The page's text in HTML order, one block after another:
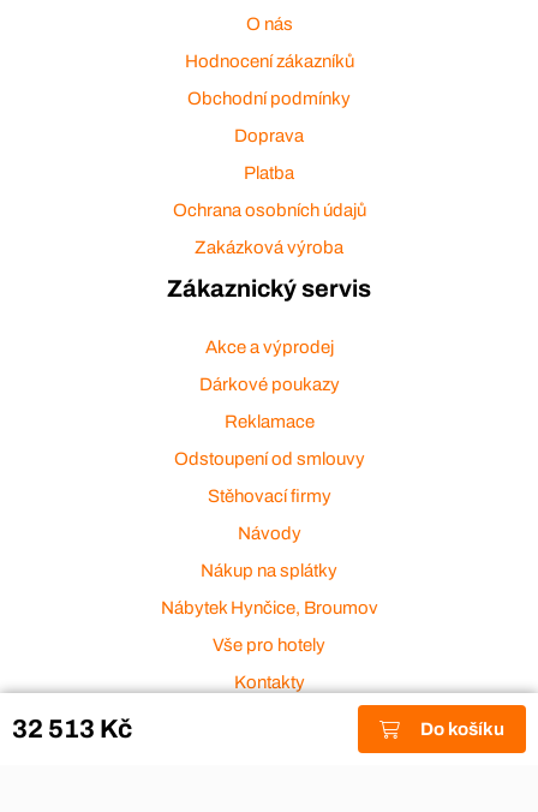
32 513 Kč Do košíku
O nás
Hodnocení zákazníků
Obchodní podmínky
Doprava
Platba
Ochrana osobních údajů
Zakázková výroba
Zákaznický servis
Akce a výprodej
Dárkové poukazy
Reklamace
Odstoupení od smlouvy
Stěhovací firmy
Návody
Nákup na splátky
Nábytek Hynčice, Broumov
Vše pro hotely
Kontakty
Přijímáme platební karty